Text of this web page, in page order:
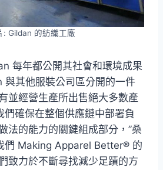
: Gildan 的紡織工廠
每年都公開其社會和環境成果
與其他服裝公司區分開的一件
並經營生產所出售絕大多數產
們確保在整個供應鏈中部署負
法的能力的關鍵組成部分，”桑
們 Making Apparel Better® 的
致力於不斷尋找減少足蹟的方